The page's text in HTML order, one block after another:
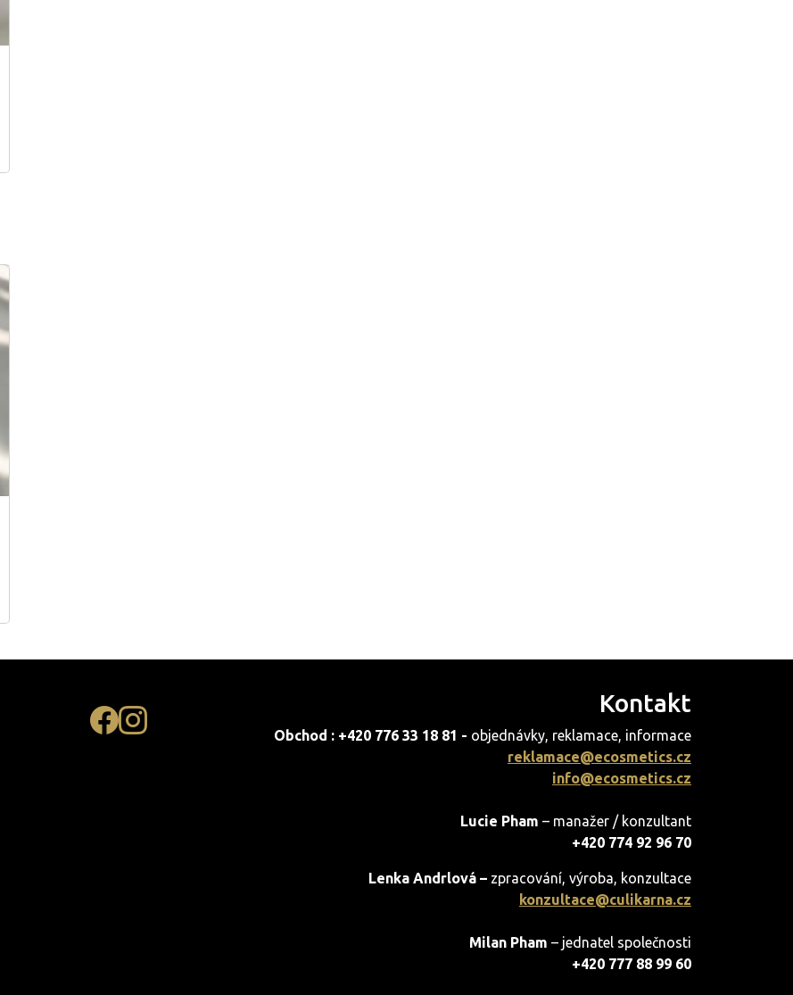
Kontakt
Obchod : +420 776 33 18 81 - objednávky, reklamace, informace
reklamace@ecosmetics.cz
info@ecosmetics.cz
Lucie Pham – manažer / konzultant
+420 774 92 96 70
Lenka Andrlová – zpracování, výroba, konzultace
konzultace@culikarna.cz
Milan Pham – jednatel společnosti
+420 777 88 99 60